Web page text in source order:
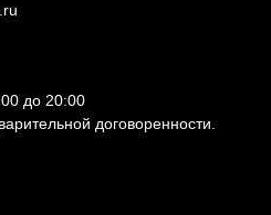
до 20:00
договоренности.